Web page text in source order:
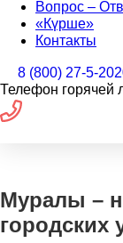
Вопрос –
«Күрше»
Контакты
8 (800) 27-5-
Телефон горячей
Муралы –
городских